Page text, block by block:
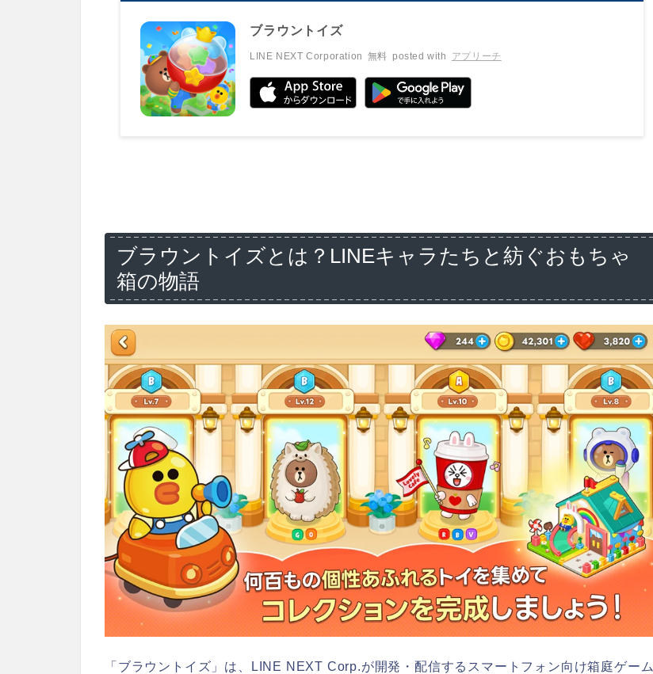
ブラウントイズ
LINE NEXT Corporation 無料 posted with アプリーチ
ブラウントイズとは？LINEキャラたちと紡ぐおもちゃ
箱の物語
「ブラウントイズ」は、LINE NEXT Corp.が開発・配信するスマートフォン向け箱庭ゲーム